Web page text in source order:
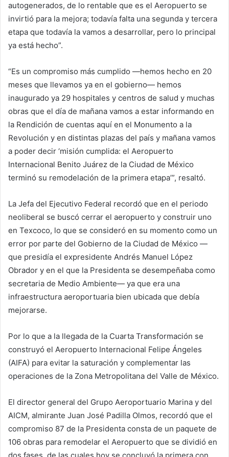
autogenerados, de lo rentable que es el Aeropuerto se
invirtió para la mejora; todavía falta una segunda y tercera
etapa que todavía la vamos a desarrollar, pero lo principal
ya está hecho”.
“Es un compromiso más cumplido —hemos hecho en 20
meses que llevamos ya en el gobierno— hemos
inaugurado ya 29 hospitales y centros de salud y muchas
obras que el día de mañana vamos a estar informando en
la Rendición de cuentas aquí en el Monumento a la
Revolución y en distintas plazas del país y mañana vamos
a poder decir ‘misión cumplida: el Aeropuerto
Internacional Benito Juárez de la Ciudad de México
terminó su remodelación de la primera etapa’”, resaltó.
La Jefa del Ejecutivo Federal recordó que en el periodo
neoliberal se buscó cerrar el aeropuerto y construir uno
en Texcoco, lo que se consideró en su momento como un
error por parte del Gobierno de la Ciudad de México —
que presidía el expresidente Andrés Manuel López
Obrador y en el que la Presidenta se desempeñaba como
secretaria de Medio Ambiente— ya que era una
infraestructura aeroportuaria bien ubicada que debía
mejorarse.
Por lo que a la llegada de la Cuarta Transformación se
construyó el Aeropuerto Internacional Felipe Ángeles
(AIFA) para evitar la saturación y complementar las
operaciones de la Zona Metropolitana del Valle de México.
El director general del Grupo Aeroportuario Marina y del
AICM, almirante Juan José Padilla Olmos, recordó que el
compromiso 87 de la Presidenta consta de un paquete de
106 obras para remodelar el Aeropuerto que se dividió en